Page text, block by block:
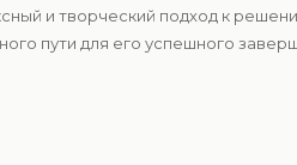
и творческий подход к
пути для его успешного